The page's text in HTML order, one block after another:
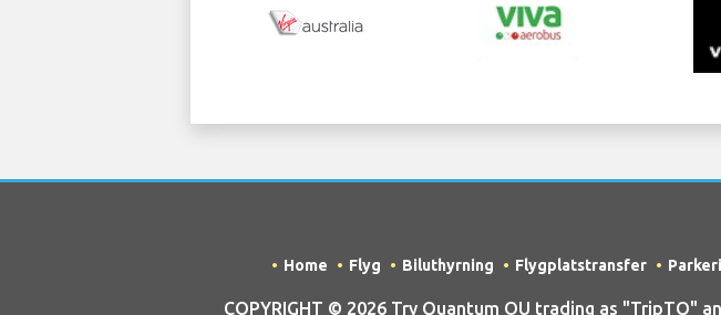
Home Flyg Biluthyrning Flygplatstransfer
COPYRIGHT © 2026 Try Quantum OU trading as "TripTQ"